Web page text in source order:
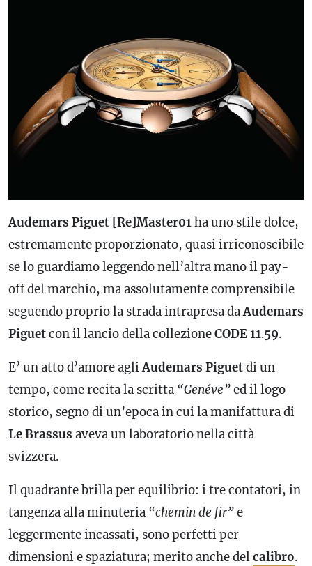
Audemars Piguet [Re]Master01ha uno stile dolce,
estremamente proporzionato, quasi irriconoscibile
se lo guardiamo leggendo nell’altra mano il pay-
off del marchio, ma assolutamente comprensibile
seguendo proprio la strada intrapresa daAudemars
Piguetcon il lancio della collezioneCODE11.59.
E’ un atto d’amore agliAudemars Piguetdi un
tempo, come recita la scritta “Genéve”ed il logo
storico, segno di un’epoca in cui la manifattura di
Le Brassus aveva un laboratorio nella città
svizzera.
Il quadrante brilla per equilibrio: i tre contatori, in
tangenza alla minuteria “chemin de fir”e
leggermente incassati, sono perfetti per
dimensioni e spaziatura; merito anche delcalibro.